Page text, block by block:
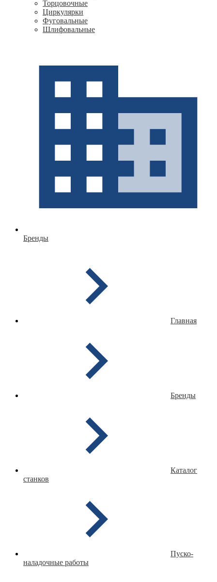
Торцовочные
Циркулярки
Фуговальные
Шлифовальные
Бренды
Главная
Бренды
Каталог
станков
Пуско-
наладочные работы